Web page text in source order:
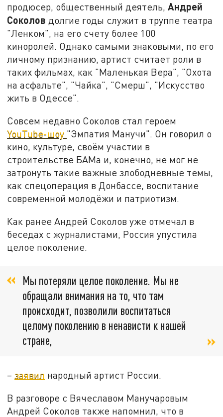
продюсер, общественный деятель,Андрей
Соколов долгие годы служит в труппе театра
"Ленком", на его счету более 100
киноролей. Однако самыми знаковыми, по его
личному признанию, артист считает роли в
таких фильмах, как "Маленькая Вера", "Охота
на асфальте", "Чайка", "Смерш", "Искусство
жить в Одессе".
Совсем недавно Соколов стал героем
YouTube-шоу "Эмпатия Манучи". Он говорил о
кино, культуре, своём участии в
строительстве БАМа и, конечно, не мог не
затронуть такие важные злободневные темы,
как спецоперация в Донбассе, воспитание
современной молодёжи и патриотизм.
Как ранее Андрей Соколов уже отмечал в
беседах с журналистами, Россия упустила
целое поколение.
Мы потеряли целое поколение. Мы не
обращали внимания на то, что там
происходит, позволили воспитаться
целому поколению в ненависти к нашей
стране,
–заявил народный артист России.
В разговоре с Вячеславом Манучаровым
Андрей Соколов также напомнил, что в